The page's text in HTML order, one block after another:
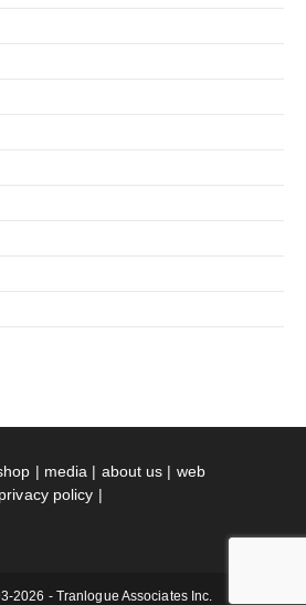
| media | about us | web
privacy policy |
2026 - Tranlogue Associates Inc.